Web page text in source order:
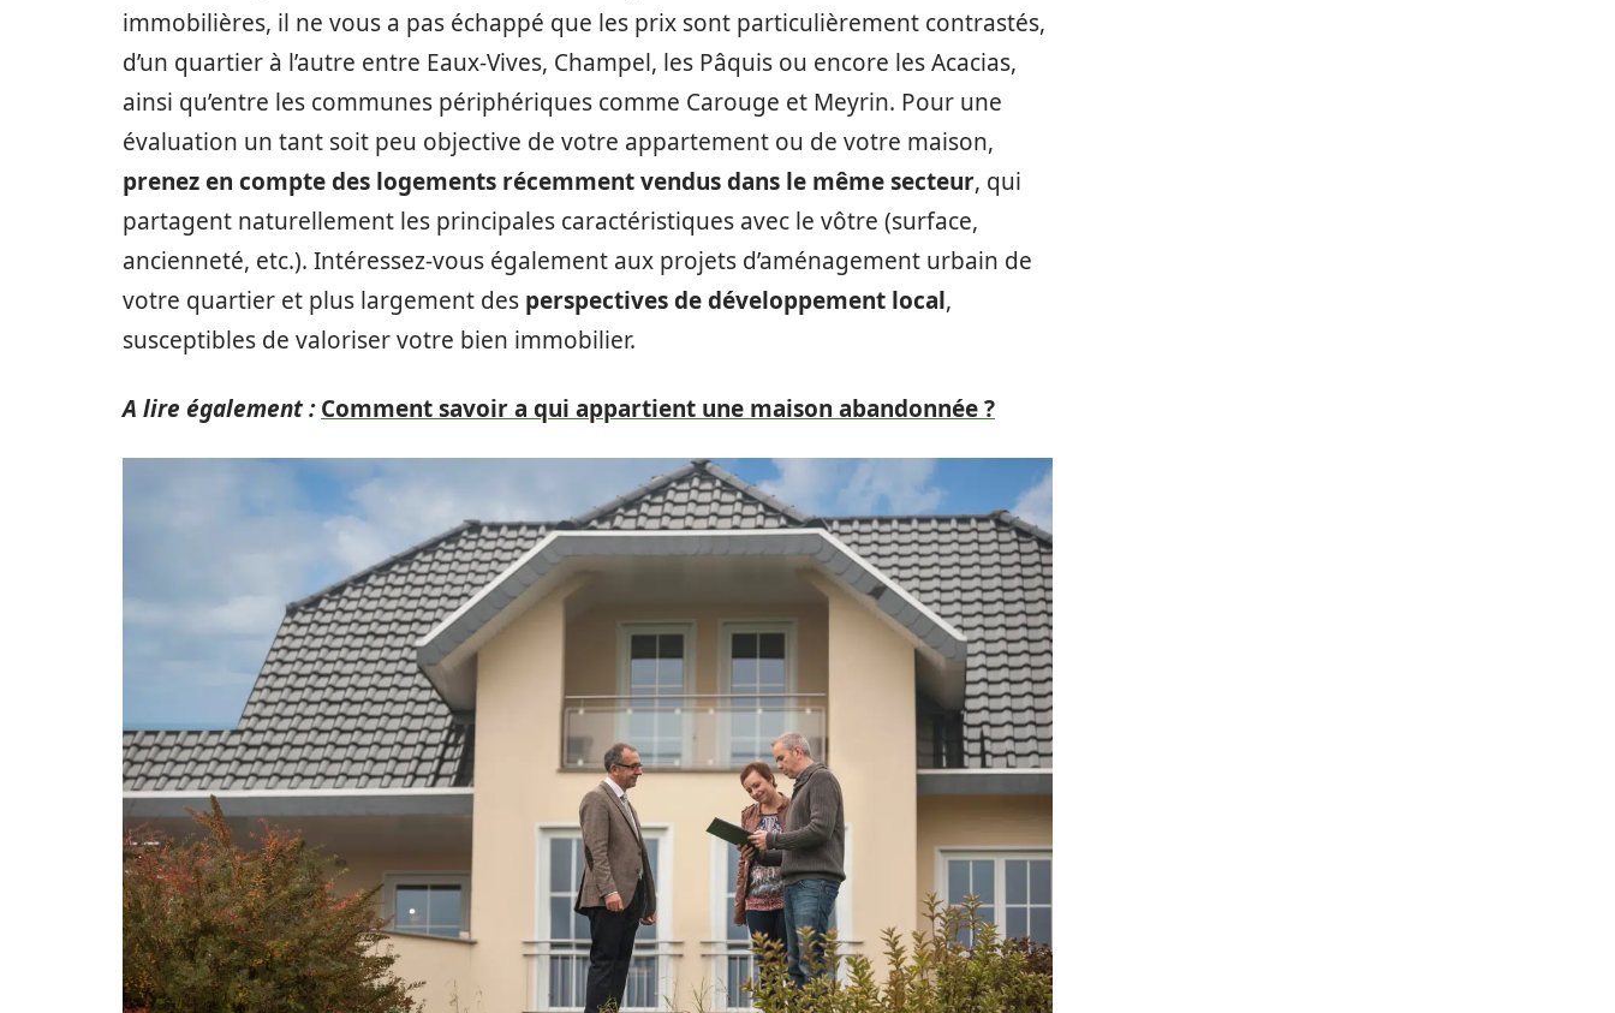
immobilières, il ne vous a pas échappé que les prix sont particulièrement contrastés,
d’un quartier à l’autre entre Eaux-Vives, Champel, les Pâquis ou encore les Acacias,
ainsi qu’entre les communes périphériques comme Carouge et Meyrin. Pour une
évaluation un tant soit peu objective de votre appartement ou de votre maison,
prenez en compte des logements récemment vendus dans le même secteur, qui
partagent naturellement les principales caractéristiques avec le vôtre (surface,
ancienneté, etc.). Intéressez-vous également aux projets d’aménagement urbain de
votre quartier et plus largement des perspectives de développement local,
susceptibles de valoriser votre bien immobilier.
A lire également : Comment savoir a qui appartient une maison abandonnée ?